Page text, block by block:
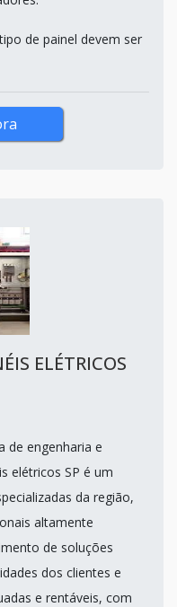
de painel devem ser
ELÉTRICOS
de engenharia e
elétricos SP é um
da região,
altamente
de soluções
dos clientes e
e rentáveis, com